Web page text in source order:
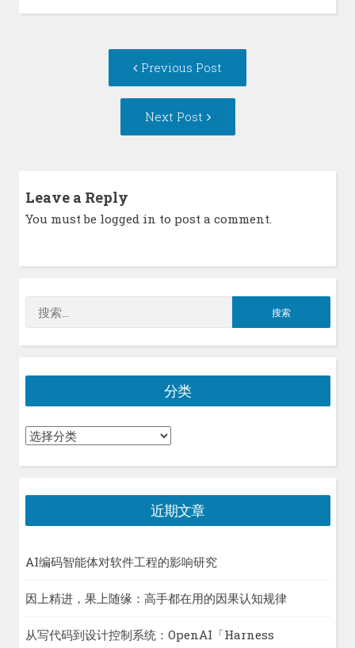
Previous Post
post:
Next Post
Post:
Leave a Reply
You must be logged in to post a comment.
索：
分类
分
近期文章
AI编码智能体对软件工程的影响研究
因上精进，果上随缘：高手都在用的因果认知规律
从写代码到设计控制系统：OpenAI「Harness